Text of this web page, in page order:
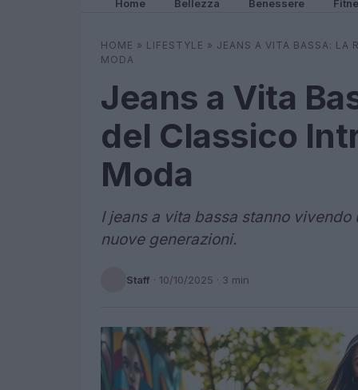
Home Bellezza Benessere
HOME » LIFESTYLE » JEANS A VITA BASSA: LA
MODA
Jeans a Vita
del Classico
Moda
I jeans a vita bassa stanno
nuove generazioni.
Staff · 10/10/2025 · 3 min